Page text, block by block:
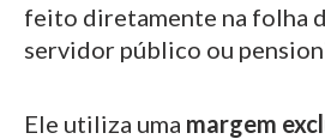
feito diretamente na folha
servidor público ou
Ele utiliza uma margem